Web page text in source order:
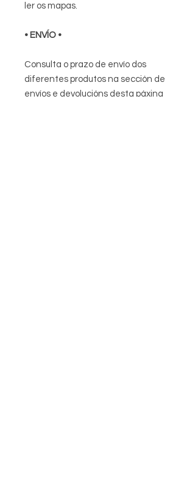
ler os mapas.
• ENVÍO •
Consulta o prazo de envío dos
diferentes produtos na sección de
envíos e devolucións desta páxina